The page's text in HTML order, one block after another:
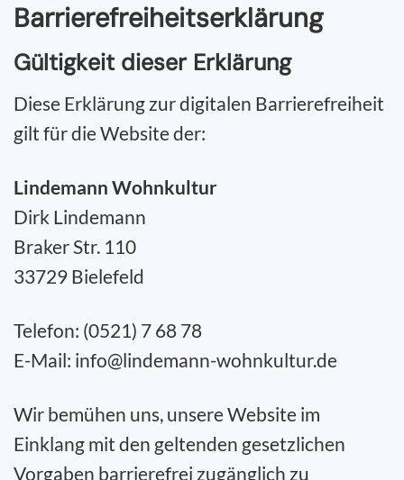
Barriere­freiheits­erklärung
Gültigkeit dieser Erklärung
Diese Erklärung zur digitalen Barrierefreiheit
gilt für die Website der:
Lindemann Wohnkultur
Dirk Lindemann
Braker Str. 110
33729 Bielefeld
Telefon: (0521) 7 68 78
E-Mail: info@lindemann-wohnkultur.de
Wir bemühen uns, unsere Website im
Einklang mit den geltenden gesetzlichen
Vorgaben barrierefrei zugänglich zu